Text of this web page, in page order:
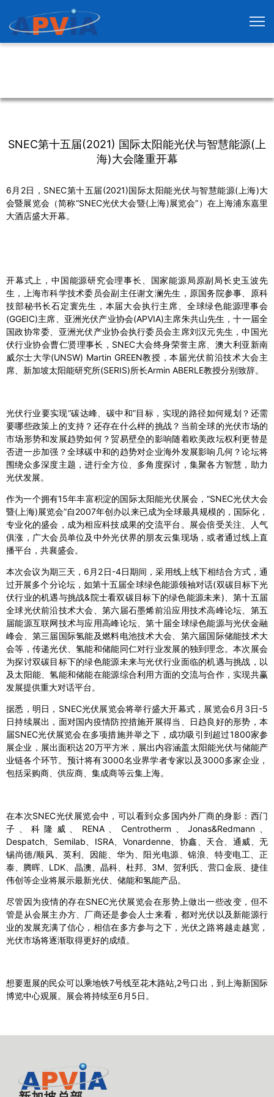
SNEC第十五届(2021) 国际太阳能光伏与智慧能源(上
海)大会隆重开幕
6月2日，SNEC第十五届(2021)国际太阳能光伏与智慧能源(上海)大
会暨展览会（简称“SNEC光伏大会暨(上海)展览会”）在上海浦东嘉里
大酒店盛大开幕。
开幕式上，中国能源研究会理事长、国家能源局原副局长史玉波先
生，上海市科学技术委员会副主任谢文澜先生，原国务院参事、原科
技部秘书长石定寰先生，本届大会执行主席、全球绿色能源理事会
(GGEIC)主席、亚洲光伏产业协会(APVIA)主席朱共山先生，十一届全
国政协常委、亚洲光伏产业协会执行委员会主席刘汉元先生，中国光
伏行业协会曹仁贤理事长，SNEC大会终身荣誉主席、澳大利亚新南
威尔士大学(UNSW) Martin GREEN教授，本届光伏前沿技术大会主
席、新加坡太阳能研究所(SERIS)所长Armin ABERLE教授分别致辞。
光伏行业要实现“碳达峰、碳中和”目标，实现的路径如何规划？还需
要哪些政策上的支持？还存在什么样的挑战？当前全球的光伏市场的
市场形势和发展趋势如何？贸易壁垒的影响随着欧美政坛权利更替是
否进一步加强？全球碳中和的趋势对企业海外发展影响几何？论坛将
围绕众多深度主题，进行全方位、多角度探讨，集聚各方智慧，助力
光伏发展。
作为一个拥有15年丰富积淀的国际太阳能光伏展会，“SNEC光伏大会
暨(上海)展览会”自2007年创办以来已成为全球最具规模的，国际化，
专业化的盛会，成为相应科技成果的交流平台。展会倍受关注、人气
俱涨，广大会员单位及中外光伏界的朋友云集现场，或者通过线上直
播平台，共襄盛会。
本次会议为期三天，6月2日-4日期间，采用线上线下相结合方式，通
过开展多个分论坛，如第十五届全球绿色能源领袖对话(双碳目标下光
伏行业的机遇与挑战&院士看双碳目标下的绿色能源未来)、第十五届
全球光伏前沿技术大会、第六届石墨烯前沿应用技术高峰论坛、第五
届能源互联网技术与应用高峰论坛、第十届全球绿色能源与光伏金融
峰会、第三届国际氢能及燃料电池技术大会、第六届国际储能技术大
会等，传递光伏、氢能和储能同仁对行业发展的独到理念。本次展会
为探讨双碳目标下的绿色能源未来与光伏行业面临的机遇与挑战，以
及太阳能、氢能和储能在能源综合利用方面的交流与合作，实现共赢
发展提供重大对话平台。
据悉，明日，SNEC光伏展览会将举行盛大开幕式，展览会6月3日-5
日持续展出，面对国内疫情防控措施开展得当、日趋良好的形势，本
届SNEC光伏展览会在多项措施并举之下，成功吸引到超过1800家参
展企业，展出面积达20万平方米，展出内容涵盖太阳能光伏与储能产
业链各个环节。预计将有3000名业界学者专家以及3000多家企业，
包括采购商、供应商、集成商等云集上海。
在本次SNEC光伏展览会中，可以看到众多国内外厂商的身影：西门
子、科隆威、RENA、Centrotherm、Jonas&Redmann、
Despatch、Semilab、ISRA、Vonardenne、协鑫、天合、通威、无
锡尚德/顺风、英利、因能、华为、阳光电源、锦浪、特变电工、正
泰、腾晖、LDK、晶澳、晶科、杜邦、3M、贺利氏、营口金辰、捷佳
伟创等企业将展示最新光伏、储能和氢能产品。
尽管因为疫情的存在SNEC光伏展览会在形势上做出一些改变，但不
管是从会展主办方、厂商还是参会人士来看，都对光伏以及新能源行
业的发展充满了信心，相信在多方参与之下，光伏之路将越走越宽，
光伏市场将逐渐取得更好的成绩。
想要逛展的民众可以乘地铁7号线至花木路站,2号口出，到上海新国际
博览中心观展。展会将持续至6月5日。